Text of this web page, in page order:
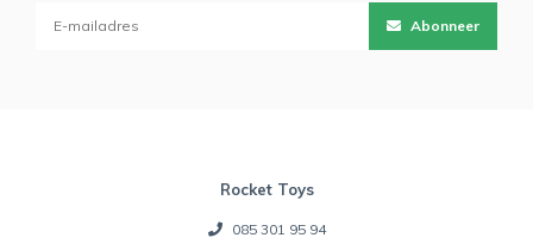
Abonneer
Rocket Toys
085 301 95 94